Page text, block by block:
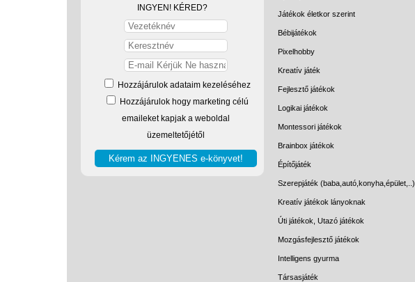
INGYEN! KÉRED?
Hozzájárulok adataim kezeléséhez
Hozzájárulok hogy marketing célú
emaileket kapjak a weboldal
üzemeltetőjétől
Játékok életkor szerint
Bébijátékok
Pixelhobby
Kreatív játék
Fejlesztő játékok
Logikai játékok
Montessori játékok
Brainbox játékok
Építőjáték
Szerepjáték (baba,autó,konyha,épület,..)
Kreatív játékok lányoknak
Úti játékok, Utazó játékok
Mozgásfejlesztő játékok
Intelligens gyurma
Társasjáték